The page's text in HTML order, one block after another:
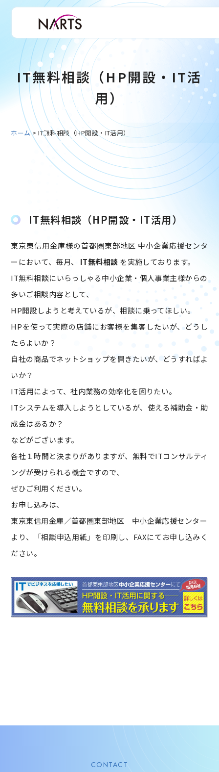
IT無料相談（HP開設・IT活
用）
ホーム>IT無料相談（HP開設・IT活用）
IT無料相談（HP開設・IT活用）
東京東信用金庫様の首都圏東部地区 中小企業応援センタ
ーにおいて、毎月、 IT無料相談 を実施しております。
IT無料相談にいらっしゃる中小企業・個人事業主様からの
多いご相談内容として、
HP開設しようと考えているが、相談に乗ってほしい。
HPを使って実際の店舗にお客様を集客したいが、どうし
たらよいか？
自社の商品でネットショップを開きたいが、どうすればよ
いか？
IT活用によって、社内業務の効率化を図りたい。
ITシステムを導入しようとしているが、使える補助金・助
成金はあるか？
などがございます。
各社１時間と決まりがありますが、無料でITコンサルティ
ングが受けられる機会ですので、
ぜひご利用ください。
お申し込みは、
東京東信用金庫／首都圏東部地区 中小企業応援センター
より、「相談申込用紙」を印刷し、FAXにてお申し込みく
ださい。
CONTACT